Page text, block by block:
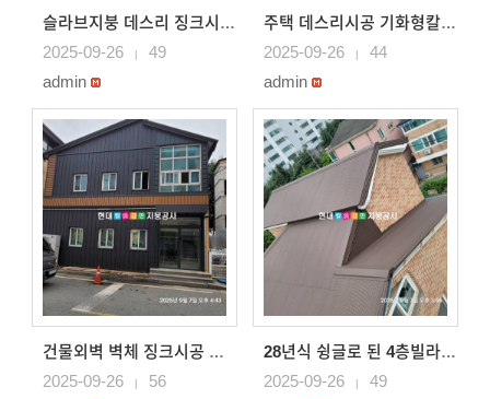
슬라브지붕 데스리 징크시공 옥상바닥공사 칼라강판 s골 ..
2025-09-26 |
49
admin
주택 데스리시공 기화형칼라강판으로 시공 직산지붕공사
2025-09-26 |
44
admin
건물외벽 벽체 징크시공 신갈지붕공사
2025-09-26 |
56
28년식 슁글로 된 4층빌라 지붕공사 옥탑까지 칼라강판..
2025-09-26 |
49